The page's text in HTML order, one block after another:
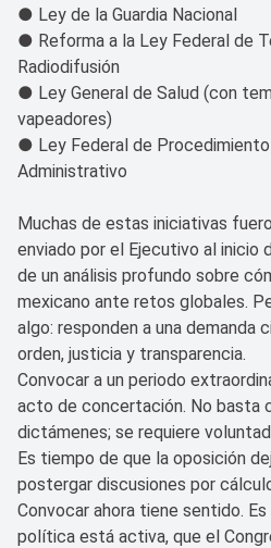
● Ley de la Guardia Nacional
● Reforma a la Ley Federal de
Radiodifusión
● Ley General de Salud (con
vapeadores)
● Ley Federal de
Administrativo
Muchas de estas iniciativas
enviado por el Ejecutivo al inicio
de un análisis profundo sobre
mexicano ante retos globales.
algo: responden a una demanda
orden, justicia y transparencia.
Convocar a un periodo
acto de concertación. No basta
dictámenes; se requiere
Es tiempo de que la oposición
postergar discusiones por
Convocar ahora tiene sentido.
política está activa, que el